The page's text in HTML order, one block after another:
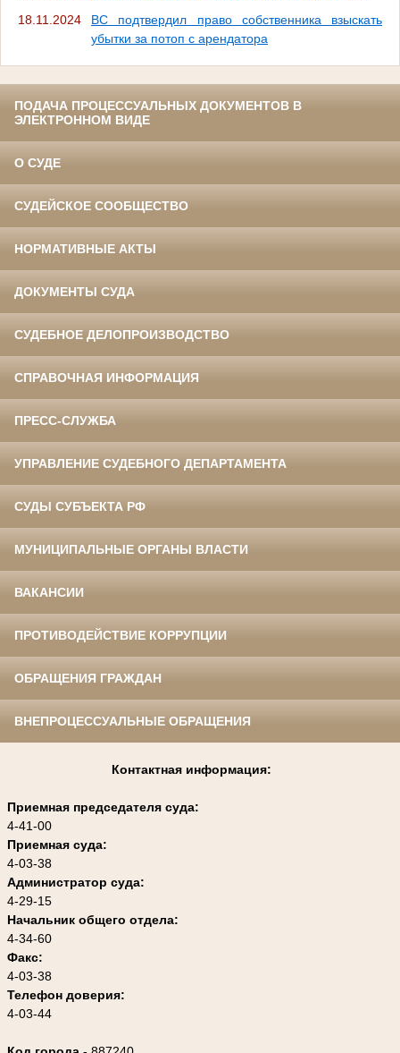
18.11.2024
ВС подтвердил право собственника взыскать
убытки за потоп с арендатора
ПОДАЧА ПРОЦЕССУАЛЬНЫХ ДОКУМЕНТОВ В
ЭЛЕКТРОННОМ ВИДЕ
О СУДЕ
СУДЕЙСКОЕ СООБЩЕСТВО
НОРМАТИВНЫЕ АКТЫ
ДОКУМЕНТЫ СУДА
СУДЕБНОЕ ДЕЛОПРОИЗВОДСТВО
СПРАВОЧНАЯ ИНФОРМАЦИЯ
ПРЕСС-СЛУЖБА
УПРАВЛЕНИЕ СУДЕБНОГО ДЕПАРТАМЕНТА
СУДЫ СУБЪЕКТА РФ
МУНИЦИПАЛЬНЫЕ ОРГАНЫ ВЛАСТИ
ВАКАНСИИ
ПРОТИВОДЕЙСТВИЕ КОРРУПЦИИ
ОБРАЩЕНИЯ ГРАЖДАН
ВНЕПРОЦЕССУАЛЬНЫЕ ОБРАЩЕНИЯ
Контактная информация:
Приемная председателя суда:
4-41-00
Приемная суда:
4-03-38
Администратор суда:
4-29-15
Начальник общего отдела:
4-34-60
Факс:
4-03-38
Телефон доверия:
4-03-44